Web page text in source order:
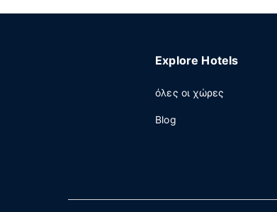
Explore Hotels
όλες οι χώρες
Blog